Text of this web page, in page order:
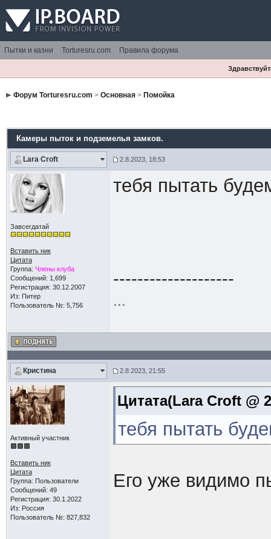
Пытки и казни Torturesru.com Правила форума
Форум Torturesru.com > Основная> Помойка
Камеры пыток и подземелья замков.
Lara Croft 2.8.2023, 18:53
Завсегдатай
Вставить ник
Цитата
Группа: Члены клуба
Сообщений: 1,699
Регистрация: 30.12.2007
Из: Питер
Пользователь №: 5,756
тебя пытать
--------------------
...
Кристина 2.8.2023, 21:55
Активный участник
Вставить ник
Цитата
Группа: Пользователи
Сообщений: 49
Регистрация: 30.1.2022
Из: Россия
Пользователь №: 827,832
Цитата(Lara Croft @
тебя пытать
Его уже видимо